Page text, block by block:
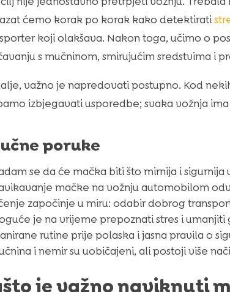
ćemo korak po korak kako detektirati
koji olakšava. Nakon toga, učimo o
s mučninom, smirujućim sredstvima i
važno je napredovati postupno. Kod
izbjegavati usporedbe; svaka vožnja
poruke
se da će mačka biti što mirnija i
mačke na vožnju automobilom
započinje u miru: odabir dobrog
je na vrijeme prepoznati stres i
rutine prije polaska i jasna pravila o
i nemir su uobičajeni, ali postoji više
je važno naviknuti